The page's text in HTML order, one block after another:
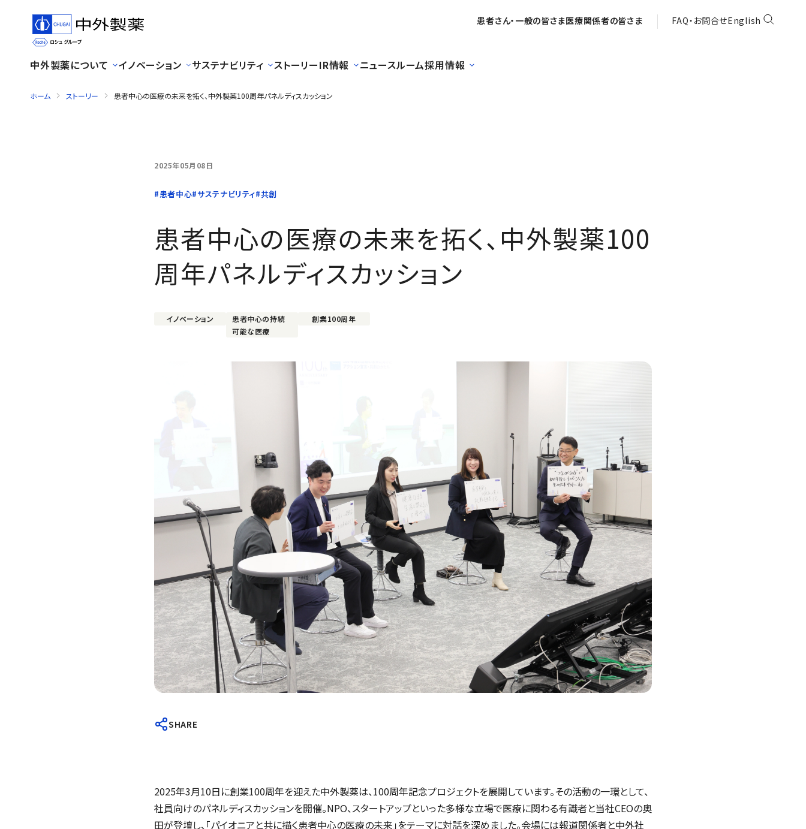
患者さん・一般の皆さま医療関係者の皆さま FAQ・お問合せEnglish
中外製薬について イノベーション サステナビリティ ストーリーIR情報 ニュースルーム採用情報
ホーム ストーリー 患者中心の医療の未来を拓く、中外製薬100周年パネルディスカッション
患者中心の医療の未来を拓く、中外製薬100周年パネルディスカッション
2025年05月08日
#患者中心#サステナビリティ#共創
患者中心の医療の未来を拓く、中外製薬100
周年パネルディスカッション
イノベーション
患者中心の持続
可能な医療
創業100周年
SHARE
2025年3月10日に創業100周年を迎えた中外製薬は、100周年記念プロジェクトを展開しています。その活動の一環として、
社員向けのパネルディスカッションを開催。NPO、スタートアップといった多様な立場で医療に関わる有識者と当社CEOの奥
田が登壇し、「パイオニアと共に描く患者中心の医療の未来」をテーマに対話を深めました。会場には報道関係者と中外社